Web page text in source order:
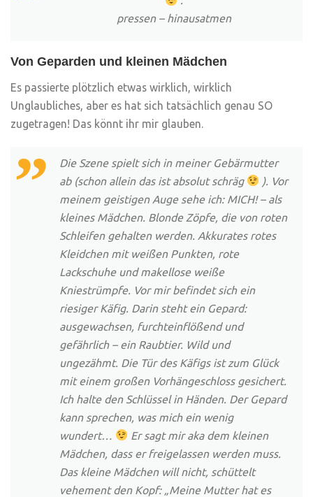
pressen – hinausatmen
Von Geparden und kleinen Mädchen
Es passierte plötzlich etwas wirklich, wirklich
Unglaubliches, aber es hat sich tatsächlich genau SO
zugetragen! Das könnt ihr mir glauben.
Die Szene spielt sich in meiner Gebärmutter
ab (schon allein das ist absolut schräg
). Vor
meinem geistigen Auge sehe ich: MICH! – als
kleines Mädchen. Blonde Zöpfe, die von roten
Schleifen gehalten werden. Akkurates rotes
Kleidchen mit weißen Punkten, rote
Lackschuhe und makellose weiße
Kniestrümpfe. Vor mir befindet sich ein
riesiger Käfig. Darin steht ein Gepard:
ausgewachsen, furchteinflößend und
gefährlich – ein Raubtier. Wild und
ungezähmt. Die Tür des Käfigs ist zum Glück
mit einem großen Vorhängeschloss gesichert.
Ich halte den Schlüssel in Händen. Der Gepard
kann sprechen, was mich ein wenig
wundert…
Er sagt mir aka dem kleinen
Mädchen, dass er freigelassen werden muss.
Das kleine Mädchen will nicht, schüttelt
vehement den Kopf: „Meine Mutter hat es